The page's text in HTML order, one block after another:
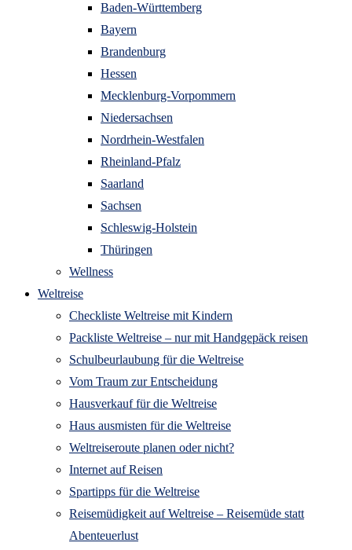
Baden-Württemberg
Bayern
Brandenburg
Hessen
Mecklenburg-Vorpommern
Niedersachsen
Nordrhein-Westfalen
Rheinland-Pfalz
Saarland
Sachsen
Schleswig-Holstein
Thüringen
Wellness
Weltreise
Checkliste Weltreise mit Kindern
Packliste Weltreise – nur mit Handgepäck reisen
Schulbeurlaubung für die Weltreise
Vom Traum zur Entscheidung
Hausverkauf für die Weltreise
Haus ausmisten für die Weltreise
Weltreiseroute planen oder nicht?
Internet auf Reisen
Spartipps für die Weltreise
Reisemüdigkeit auf Weltreise – Reisemüde statt
Abenteuerlust